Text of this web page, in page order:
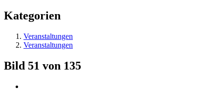
Kategorien
Veranstaltungen
Veranstaltungen
Bild 51 von 135